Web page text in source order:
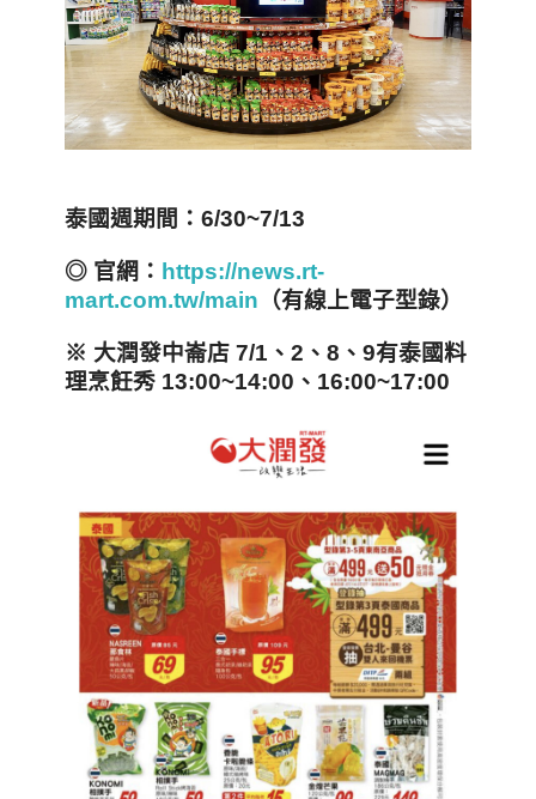
泰國週期間：6/30~7/13
◎ 官網： https://news.rt-
mart.com.tw/main （有線上電子型錄）
※ 大潤發中崙店 7/1 、2 、8 、9有泰國料
理烹飪秀 13:00~14:00 、16:00~17:00